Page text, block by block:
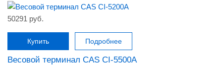
50291 руб.
Купить Подробнее
Весовой терминал CAS CI-5500A